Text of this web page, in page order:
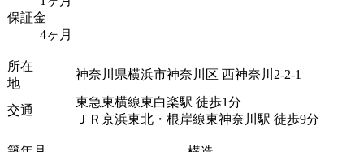
保証金
4ヶ月
所在
地
神奈川県横浜市神奈川区 西神奈川2-2-1
交通
東急東横線東白楽駅 徒歩1分
ＪＲ京浜東北・根岸線東神奈川駅 徒歩9分